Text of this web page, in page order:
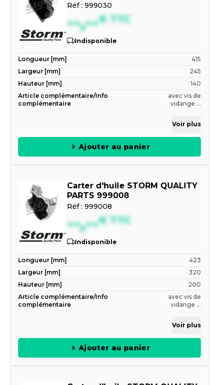
Réf : 999030
--,--€ TTC
Indisponible
Longueur [mm]
415
Largeur [mm]
245
Hauteur [mm]
140
Article complémentaire/Info
complémentaire
avec vis de
vidange ...
Voir plus
Ajouter au panier
Carter d'huile STORM QUALITY
PARTS 999008
Réf : 999008
--,--€ TTC
Indisponible
Longueur [mm]
423
Largeur [mm]
320
Hauteur [mm]
200
Article complémentaire/Info
complémentaire
avec vis de
vidange ...
Voir plus
Ajouter au panier